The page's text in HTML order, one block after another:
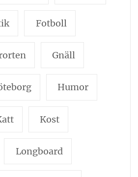
Fotboll
Gnäll
Humor
Kost
Longboard